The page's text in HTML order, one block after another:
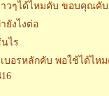
าวๆได้ไหมคับ ขอบคุณคับ
ยังไงต่อ
นไร
เบอรหลักคับ พอใช้ได้ไหม